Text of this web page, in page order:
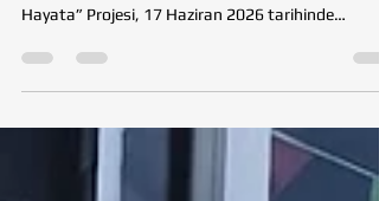
İZMİR – Tohumluk Vakfı olarak Ödemiş 3 Eylül
Hayata” Projesi, 17 Haziran 2026 tarihinde
düzenlenen kapanış programıyla başarıyla
gönüllülerimizin yanı sıra, Ödemiş İlçe Millî Eğitim
Müdürlüğü Şube Müdürleri Süleyman Güneş ve
Ahmet Turan Yüzük de katılarak öğrencilerin